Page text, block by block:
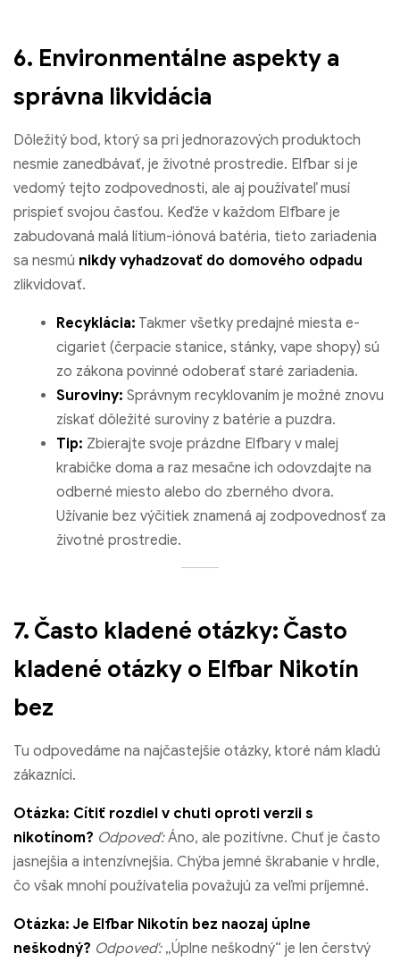
6. Environmentálne aspekty a
správna likvidácia
Dôležitý bod, ktorý sa pri jednorazových produktoch
nesmie zanedbávať, je životné prostredie. Elfbar si je
vedomý tejto zodpovednosti, ale aj používateľ musí
prispieť svojou časťou. Keďže v každom Elfbare je
zabudovaná malá lítium-iónová batéria, tieto zariadenia
sa nesmú nikdy vyhadzovať do domového odpadu
zlikvidovať.
Recyklácia: Takmer všetky predajné miesta e-
cigariet (čerpacie stanice, stánky, vape shopy) sú
zo zákona povinné odoberať staré zariadenia.
Suroviny: Správnym recyklovaním je možné znovu
získať dôležité suroviny z batérie a puzdra.
Tip: Zbierajte svoje prázdne Elfbary v malej
krabičke doma a raz mesačne ich odovzdajte na
odberné miesto alebo do zberného dvora.
Užívanie bez výčitiek znamená aj zodpovednosť za
životné prostredie.
7. Často kladené otázky: Často
kladené otázky o Elfbar Nikotín
bez
Tu odpovedáme na najčastejšie otázky, ktoré nám kladú
zákazníci.
Otázka: Cítiť rozdiel v chuti oproti verzii s
nikotínom? Odpoveď:Áno, ale pozitívne. Chuť je často
jasnejšia a intenzívnejšia. Chýba jemné škrabanie v hrdle,
čo však mnohí používatelia považujú za veľmi príjemné.
Otázka: Je Elfbar Nikotín bez naozaj úplne
neškodný? Odpoveď:„Úplne neškodný“ je len čerstvý